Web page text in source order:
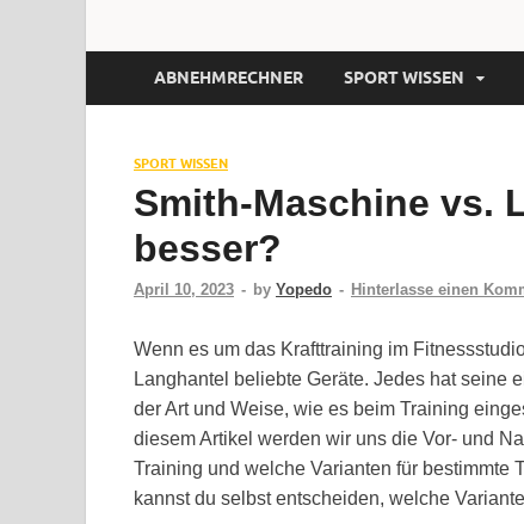
ABNEHMRECHNER SPORT WISSEN
SPORT WISSEN
Smith-Maschine vs.
besser?
April 10, 2023 - by Yopedo - Hinterlasse einen
Wenn es um das Krafttraining im
Langhantel beliebte Geräte. Jedes hat seine
der Art und Weise, wie es beim Training
diesem Artikel werden wir uns die Vor- und
Training und welche Varianten für bestimmte
kannst du selbst entscheiden, welche